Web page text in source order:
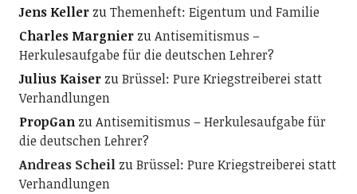
Jens KellerzuThemenheft: Eigentum und Familie
Charles MargnierzuAntisemitismus –
Herkulesaufgabe für die deutschen Lehrer?
Julius KaiserzuBrüssel: Pure Kriegstreiberei statt
Verhandlungen
PropGanzuAntisemitismus – Herkulesaufgabe für
die deutschen Lehrer?
Andreas ScheilzuBrüssel: Pure Kriegstreiberei statt
Verhandlungen